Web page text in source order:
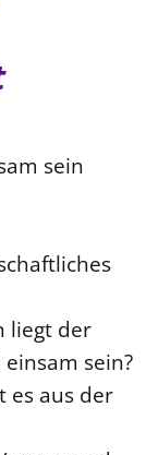
sein
liegt der
sein?
es aus der